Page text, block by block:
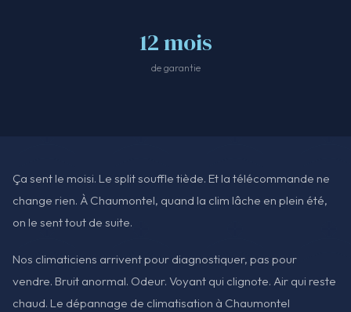
12 mois
de garantie
Ça sent le moisi. Le split souffle tiède. Et la télécommande ne
change rien. À Chaumontel, quand la clim lâche en plein été,
on le sent tout de suite.
Nos climaticiens arrivent pour diagnostiquer, pas pour
vendre. Bruit anormal. Odeur. Voyant qui clignote. Air qui reste
chaud. Le dépannage de climatisation à Chaumontel